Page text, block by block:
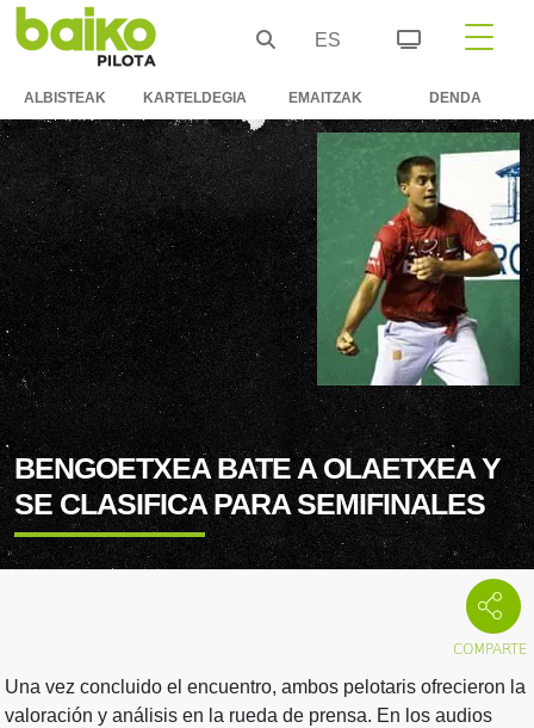
ES
ALBISTEAK KARTELDEGIA EMAITZAK DENDA
BENGOETXEA BATE A OLAETXEA Y
SE CLASIFICA PARA SEMIFINALES
Una vez concluido el encuentro, ambos pelotaris ofrecieron la
valoración y análisis en la rueda de prensa. En los audios